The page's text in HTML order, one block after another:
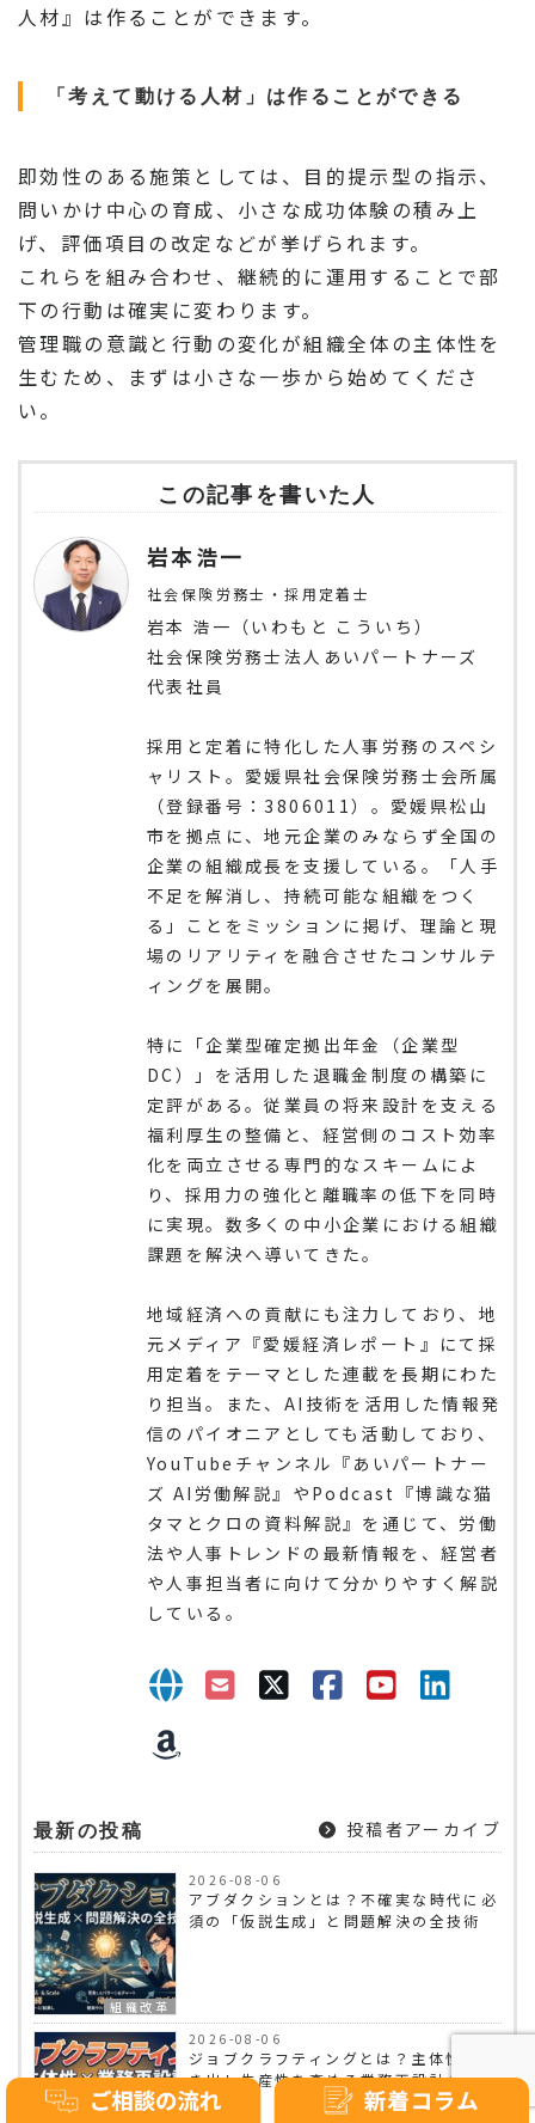
人材』は作ることができます。
「考えて動ける人材」は作ることができる
即効性のある施策としては、目的提示型の指示、
問いかけ中心の育成、小さな成功体験の積み上
げ、評価項目の改定などが挙げられます。
これらを組み合わせ、継続的に運用することで部
下の行動は確実に変わります。
管理職の意識と行動の変化が組織全体の主体性を
生むため、まずは小さな一歩から始めてくださ
い。
この記事を書いた人
岩本浩一
社会保険労務士・採用定着士
岩本 浩一（いわもと こういち）
社会保険労務士法人あいパートナーズ
代表社員
採用と定着に特化した人事労務のスペシ
ャリスト。愛媛県社会保険労務士会所属
（登録番号：3806011）。愛媛県松山
市を拠点に、地元企業のみならず全国の
企業の組織成長を支援している。「人手
不足を解消し、持続可能な組織をつく
る」ことをミッションに掲げ、理論と現
場のリアリティを融合させたコンサルテ
ィングを展開。
特に「企業型確定拠出年金（企業型
DC）」を活用した退職金制度の構築に
定評がある。従業員の将来設計を支える
福利厚生の整備と、経営側のコスト効率
化を両立させる専門的なスキームによ
り、採用力の強化と離職率の低下を同時
に実現。数多くの中小企業における組織
課題を解決へ導いてきた。
地域経済への貢献にも注力しており、地
元メディア『愛媛経済レポート』にて採
用定着をテーマとした連載を長期にわた
り担当。また、AI技術を活用した情報発
信のパイオニアとしても活動しており、
YouTubeチャンネル『あいパートナー
ズ AI労働解説』やPodcast『博識な猫
タマとクロの資料解説』を通じて、労働
法や人事トレンドの最新情報を、経営者
や人事担当者に向けて分かりやすく解説
している。
最新の投稿 投稿者アーカイブ
組織改革
2026-08-06
アブダクションとは？不確実な時代に必
須の「仮説生成」と問題解決の全技術
2026-08-06
ジョブクラフティングとは？主体性を引
き出し生産性を高める業務再設計の全手
法